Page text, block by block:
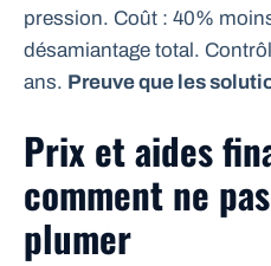
pression. Coût : 40%
désamiantage total.
ans. Preuve que les
Prix et aides
comment ne
plumer